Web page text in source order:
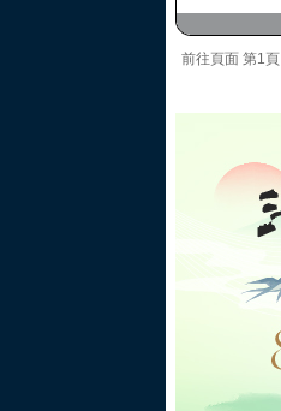
前往頁面 第1頁